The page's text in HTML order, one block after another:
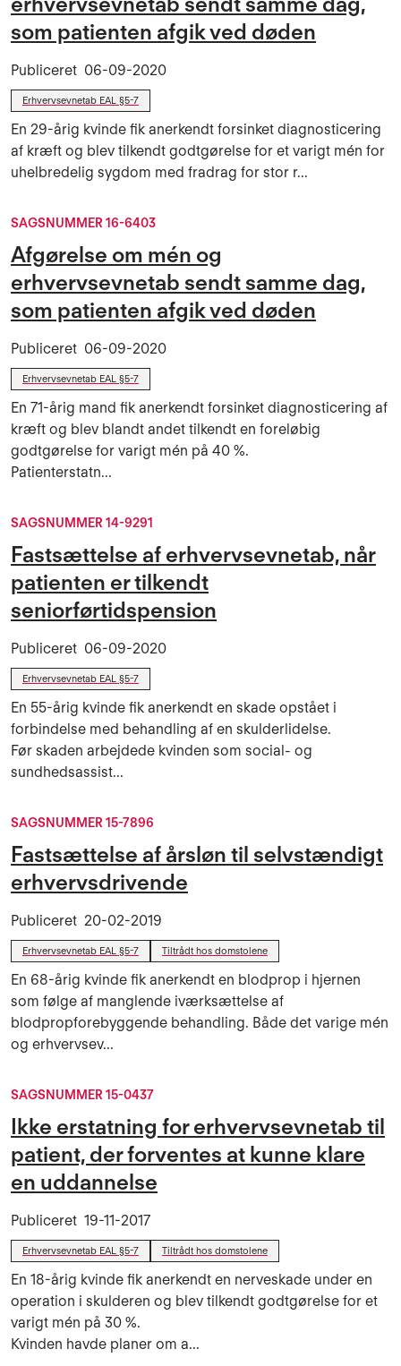
som patienten afgik ved døden
Publiceret 06-09-2020
Erhvervsevnetab EAL §5-7
En 29-årig kvinde fik anerkendt forsinket diagnosticering
af kræft og blev tilkendt godtgørelse for et varigt mén for
uhelbredelig sygdom med fradrag for stor r...
SAGSNUMMER 16-6403
Afgørelse om mén og
erhvervsevnetab sendt samme dag,
som patienten afgik ved døden
Publiceret 06-09-2020
Erhvervsevnetab EAL §5-7
En 71-årig mand fik anerkendt forsinket diagnosticering af
kræft og blev blandt andet tilkendt en foreløbig
godtgørelse for varigt mén på 40 %.
Patienterstatn...
SAGSNUMMER 14-9291
Fastsættelse af erhvervsevnetab, når
patienten er tilkendt
seniorførtidspension
Publiceret 06-09-2020
Erhvervsevnetab EAL §5-7
En 55-årig kvinde fik anerkendt en skade opstået i
forbindelse med behandling af en skulderlidelse.
Før skaden arbejdede kvinden som social- og
sundhedsassist...
SAGSNUMMER 15-7896
Fastsættelse af årsløn til selvstændigt
erhvervsdrivende
Publiceret 20-02-2019
Erhvervsevnetab EAL §5-7 Tiltrådt hos domstolene
En 68-årig kvinde fik anerkendt en blodprop i hjernen
som følge af manglende iværksættelse af
blodpropforebyggende behandling. Både det varige mén
og erhvervsev...
SAGSNUMMER 15-0437
Ikke erstatning for erhvervsevnetab til
patient, der forventes at kunne klare
en uddannelse
Publiceret 19-11-2017
Erhvervsevnetab EAL §5-7 Tiltrådt hos domstolene
En 18-årig kvinde fik anerkendt en nerveskade under en
operation i skulderen og blev tilkendt godtgørelse for et
varigt mén på 30 %.
Kvinden havde planer om a...